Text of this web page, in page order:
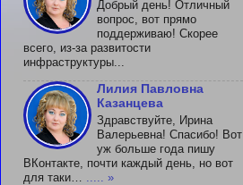
Добрый день! Отличный
вопрос, вот прямо
поддерживаю! Скорее
всего, из-за развитости
инфраструктуры...
Лилия Павловна
Казанцева
Здравствуйте, Ирина
Валерьевна! Спасибо! Вот
уж больше года пишу
ВКонтакте, почти каждый день, но вот
для таки…
..... »